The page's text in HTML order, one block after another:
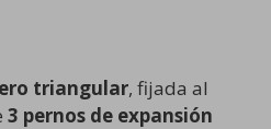
triangular, fijada al
3 pernos de expansión